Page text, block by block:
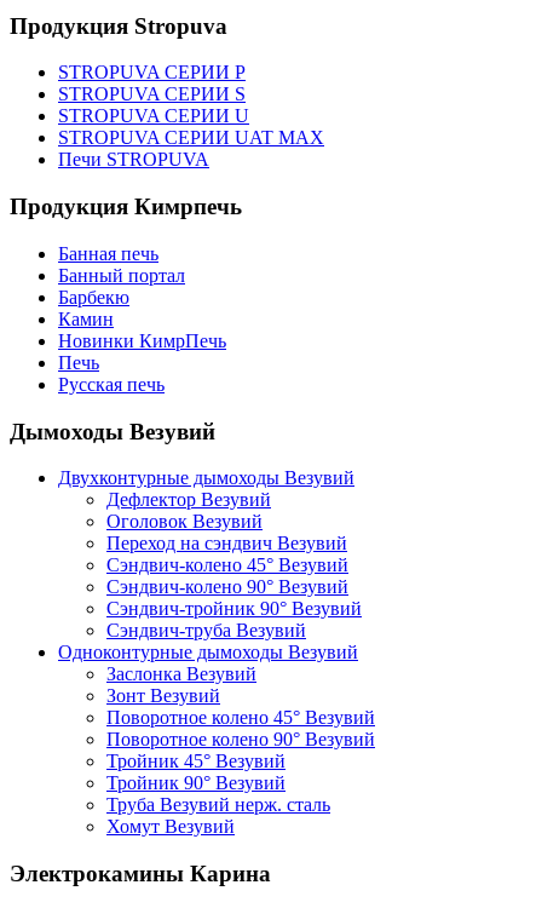
Продукция Stropuva
STROPUVA СЕРИИ P
STROPUVA СЕРИИ S
STROPUVA СЕРИИ U
STROPUVA СЕРИИ UAT MAX
Печи STROPUVA
Продукция Кимрпечь
Банная печь
Банный портал
Барбекю
Камин
Новинки КимрПечь
Печь
Русская печь
Дымоходы Везувий
Двухконтурные дымоходы Везувий
Дефлектор Везувий
Оголовок Везувий
Переход на сэндвич Везувий
Сэндвич-колено 45° Везувий
Сэндвич-колено 90° Везувий
Сэндвич-тройник 90° Везувий
Сэндвич-труба Везувий
Одноконтурные дымоходы Везувий
Заслонка Везувий
Зонт Везувий
Поворотное колено 45° Везувий
Поворотное колено 90° Везувий
Тройник 45° Везувий
Тройник 90° Везувий
Труба Везувий нерж. сталь
Хомут Везувий
Электрокамины Карина